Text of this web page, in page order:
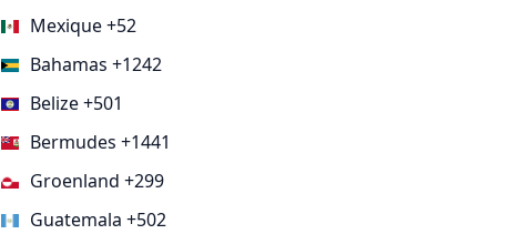
Mexique +52
Bahamas +1242
Belize +501
Bermudes +1441
Groenland +299
Guatemala +502